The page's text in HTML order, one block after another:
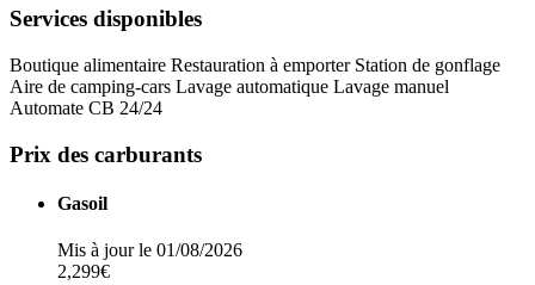
Services disponibles
Boutique alimentaire Restauration à emporter Station de gonflage
Aire de camping-cars Lavage automatique Lavage manuel
Automate CB 24/24
Prix des carburants
Gasoil
Mis à jour le 01/08/2026
2,299€